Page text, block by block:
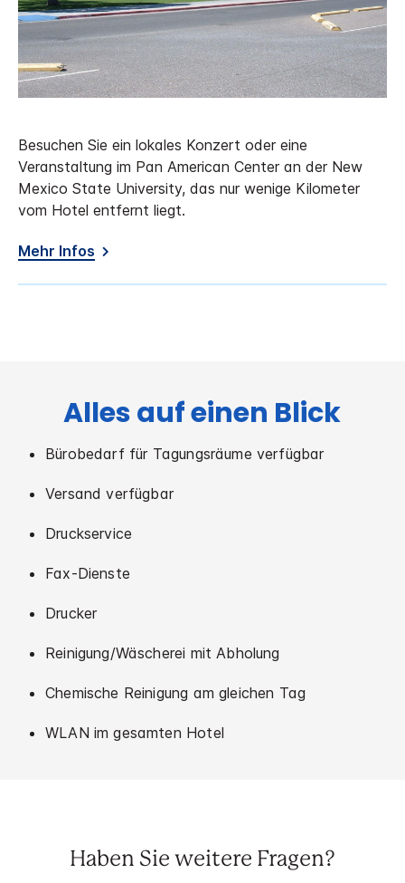
Besuchen Sie ein lokales Konzert oder eine
Veranstaltung im Pan American Center an der New
Mexico State University, das nur wenige Kilometer
vom Hotel entfernt liegt.
Mehr Infos
Alles auf einen Blick
Bürobedarf für Tagungsräume verfügbar
Versand verfügbar
Druckservice
Fax-Dienste
Drucker
Reinigung/Wäscherei mit Abholung
Chemische Reinigung am gleichen Tag
WLAN im gesamten Hotel
Haben Sie weitere Fragen?